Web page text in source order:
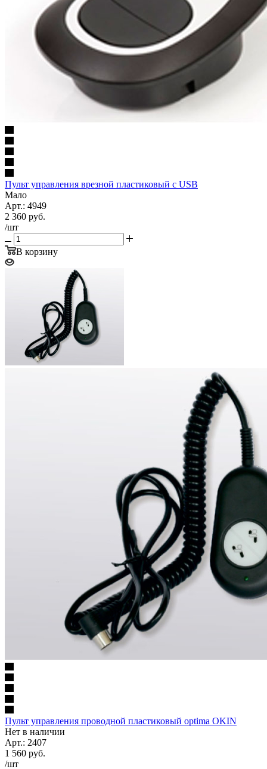
Пульт управления врезной пластиковый с USB
Мало
Арт.: 4949
2 360 руб.
/шт
В корзину
Пульт управления проводной пластиковый optima OKIN
Нет в наличии
Арт.: 2407
1 560 руб.
/шт